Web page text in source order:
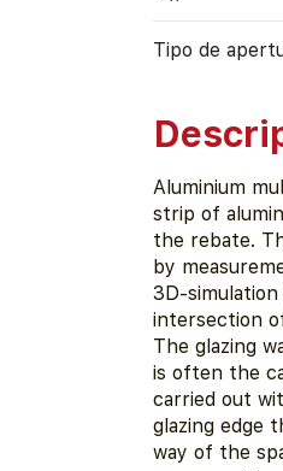
Tipo de
Aluminium
strip of
the rebate.
by
3D-
intersection
The glazing
is often the
carried out
glazing edge
way of the